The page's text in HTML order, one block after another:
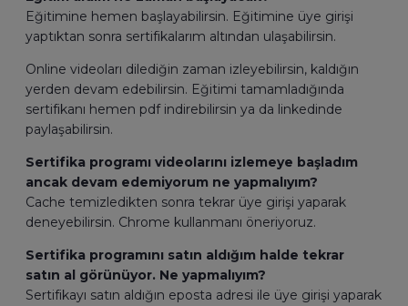
Eğitimine hemen başlayabilirsin. Eğitimine üye girişi
yaptıktan sonra sertifikalarım altından ulaşabilirsin.
Online videoları dilediğin zaman izleyebilirsin, kaldığın
yerden devam edebilirsin. Eğitimi tamamladığında
sertifikanı hemen pdf indirebilirsin ya da linkedinde
paylaşabilirsin.
Sertifika programı videolarını izlemeye başladım
ancak devam edemiyorum ne yapmalıyım?
Cache temizledikten sonra tekrar üye girişi yaparak
deneyebilirsin. Chrome kullanmanı öneriyoruz.
Sertifika programını satın aldığım halde tekrar
satın al görünüyor. Ne yapmalıyım?
Sertifikayı satın aldığın eposta adresi ile üye girişi yaparak